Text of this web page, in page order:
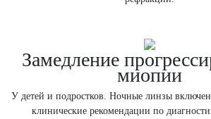
Замедление
миопии
У детей и подростков. Ночные линзы
клинические рекомендации по